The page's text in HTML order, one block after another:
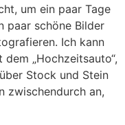
um ein paar Tage
paar schöne Bilder
Ich kann
„Hochzeitsauto“,
Stock und Stein
zwischendurch an,